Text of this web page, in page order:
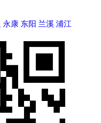
永康 东阳 兰溪 浦江